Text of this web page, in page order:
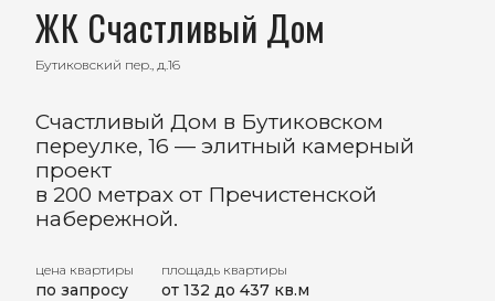
ЖК Счастливый Дом
Бутиковский пер., д.16
Счастливый Дом в Бутиковском
переулке, 16 — элитный камерный
проект
в 200 метрах от Пречистенской
набережной.
цена квартиры
по запросу
площадь квартиры
от 132 до 437 кв.м